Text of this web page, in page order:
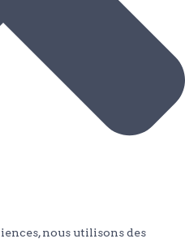
nous utilisons des